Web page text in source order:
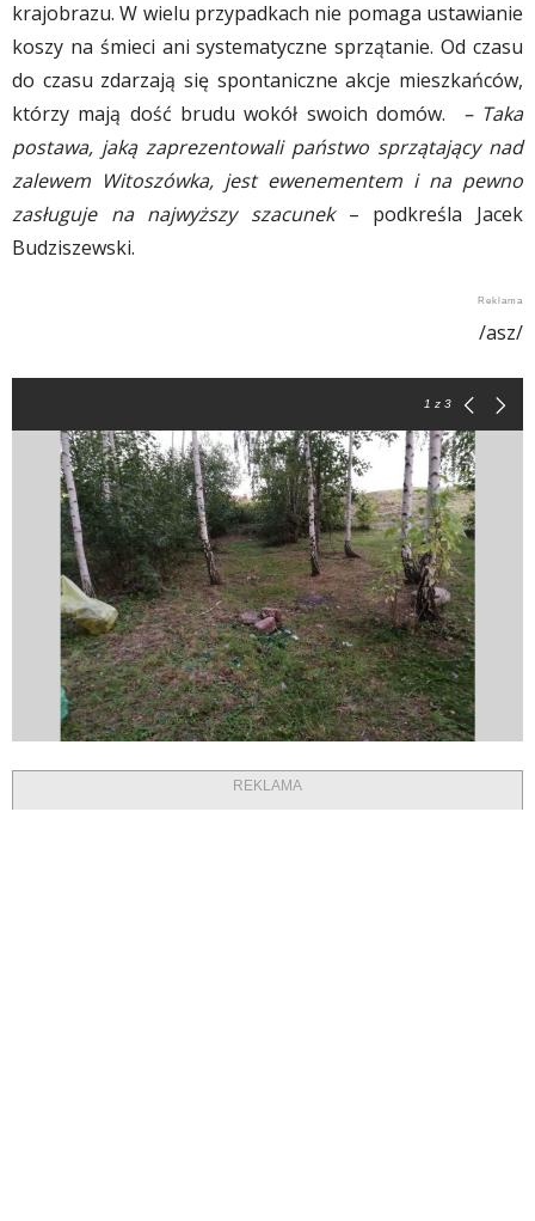
krajobrazu. W wielu przypadkach nie pomaga ustawianie
koszy na śmieci ani systematyczne sprzątanie. Od czasu
do czasu zdarzają się spontaniczne akcje mieszkańców,
którzy mają dość brudu wokół swoich domów. – Taka
postawa, jaką zaprezentowali państwo sprzątający nad
zalewem Witoszówka, jest ewenementem i na pewno
zasługuje na najwyższy szacunek– podkreśla Jacek
Budziszewski.
/asz/
1 z 3
REKLAMA